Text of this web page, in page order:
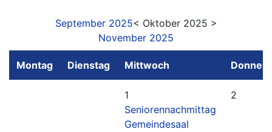
September 2025< Oktober 2025 >
November 2025
Montag Dienstag Mittwoch
1
Seniorennachmittag
Gemeindesaal
2